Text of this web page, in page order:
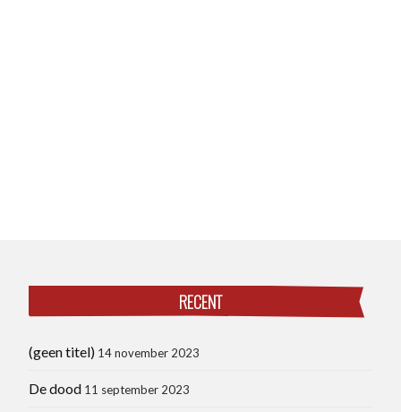
RECENT
(geen titel) 14 november 2023
De dood 11 september 2023